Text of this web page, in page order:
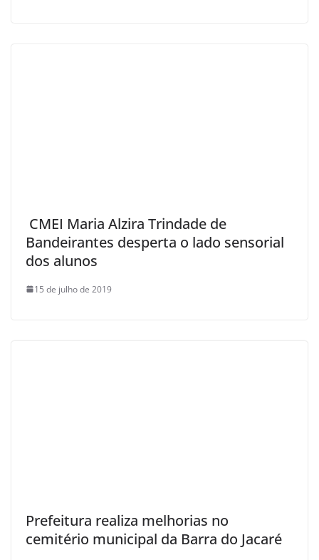
CMEI Maria Alzira Trindade de
Bandeirantes desperta o lado sensorial
dos alunos
15 de julho de 2019
Prefeitura realiza melhorias no
cemitério municipal da Barra do Jacaré